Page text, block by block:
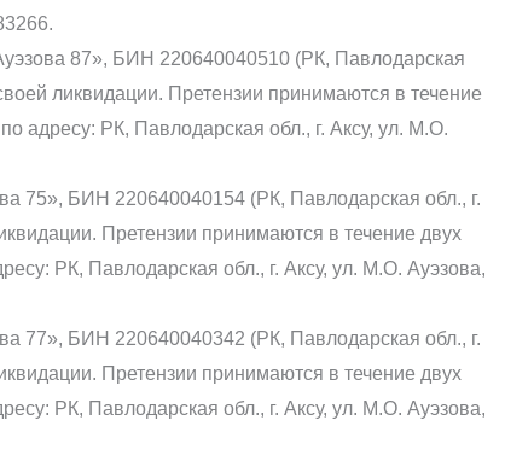
87», БИН 220640040510 (РК, Павлодарская
ликвидации. Претензии принимаются в течение
адресу: РК, Павлодарская обл., г. Аксу, ул. М.О.
75», БИН 220640040154 (РК, Павлодарская обл., г.
Претензии принимаются в течение двух
РК, Павлодарская обл., г. Аксу, ул. М.О. Ауэзова,
77», БИН 220640040342 (РК, Павлодарская обл., г.
Претензии принимаются в течение двух
РК, Павлодарская обл., г. Аксу, ул. М.О. Ауэзова,